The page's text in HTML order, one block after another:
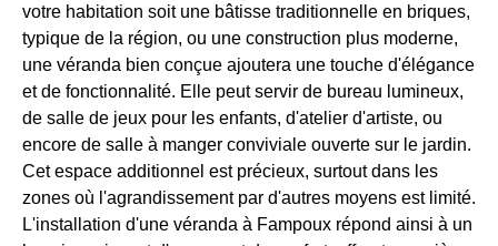
votre habitation soit une bâtisse traditionnelle en briques,
typique de la région, ou une construction plus moderne,
une véranda bien conçue ajoutera une touche d'élégance
et de fonctionnalité. Elle peut servir de bureau lumineux,
de salle de jeux pour les enfants, d'atelier d'artiste, ou
encore de salle à manger conviviale ouverte sur le jardin.
Cet espace additionnel est précieux, surtout dans les
zones où l'agrandissement par d'autres moyens est limité.
L'installation d'une véranda à Fampoux répond ainsi à un